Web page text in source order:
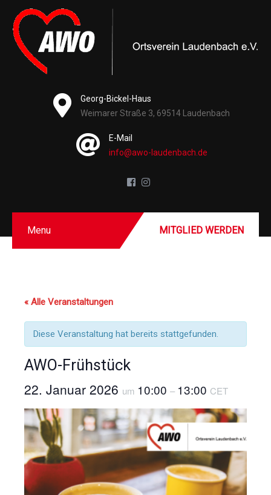
Georg-Bickel-Haus
Weimarer Straße 3, 69514 Laudenbach
E-Mail
info@awo-laudenbach.de
Menu MITGLIED WERDEN
« Alle Veranstaltungen
Diese Veranstaltung hat bereits stattgefunden.
AWO-Frühstück
22. Januar 2026 um 10:00 – 13:00 CET